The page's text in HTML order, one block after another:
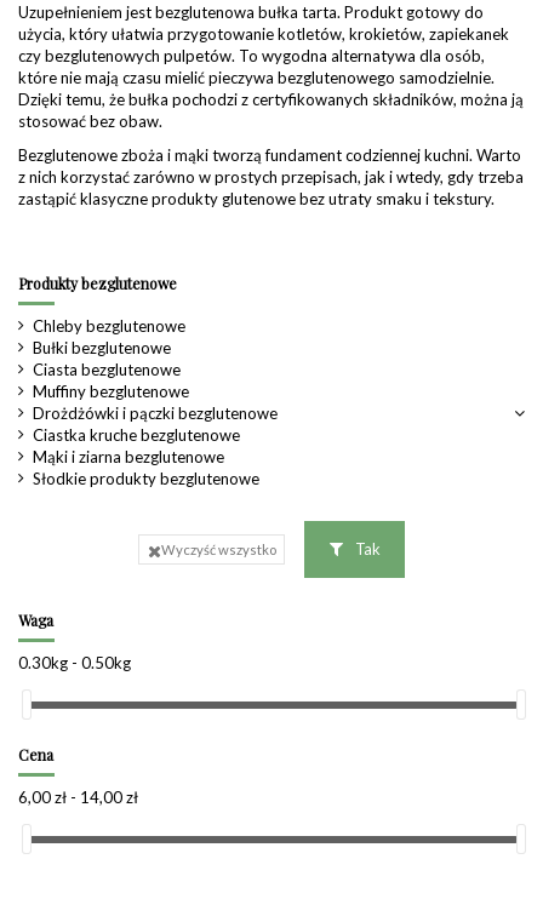
Uzupełnieniem jest bezglutenowa bułka tarta. Produkt gotowy do
użycia, który ułatwia przygotowanie kotletów, krokietów, zapiekanek
czy bezglutenowych pulpetów. To wygodna alternatywa dla osób,
które nie mają czasu mielić pieczywa bezglutenowego samodzielnie.
Dzięki temu, że bułka pochodzi z certyfikowanych składników, można ją
stosować bez obaw.
Bezglutenowe zboża i mąki tworzą fundament codziennej kuchni. Warto
z nich korzystać zarówno w prostych przepisach, jak i wtedy, gdy trzeba
zastąpić klasyczne produkty glutenowe bez utraty smaku i tekstury.
Produkty bezglutenowe
Chleby bezglutenowe
Bułki bezglutenowe
Ciasta bezglutenowe
Muffiny bezglutenowe
Drożdżówki i pączki bezglutenowe
Ciastka kruche bezglutenowe
Mąki i ziarna bezglutenowe
Słodkie produkty bezglutenowe
Wyczyść wszystko Tak
Waga
0.30kg - 0.50kg
Cena
6,00 zł - 14,00 zł